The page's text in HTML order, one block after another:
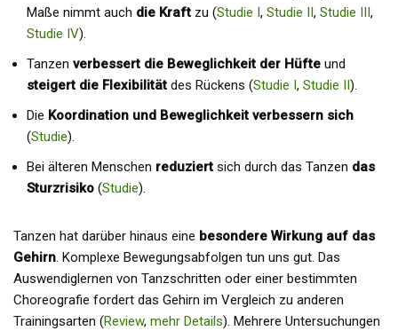
Maße nimmt auch die Kraft zu (Studie I, Studie II, Studie III,
Studie IV).
Tanzen verbessert die Beweglichkeit der Hüfte und
steigert die Flexibilität des Rückens (Studie I, Studie II).
Die Koordination und Beweglichkeit verbessern sich
(Studie).
Bei älteren Menschen reduziert sich durch das Tanzen das
Sturzrisiko (Studie).
Tanzen hat darüber hinaus eine besondere Wirkung auf das
Gehirn. Komplexe Bewegungsabfolgen tun uns gut. Das
Auswendiglernen von Tanzschritten oder einer bestimmten
Choreografie fordert das Gehirn im Vergleich zu anderen
Trainingsarten (Review, mehr Details). Mehrere Untersuchungen